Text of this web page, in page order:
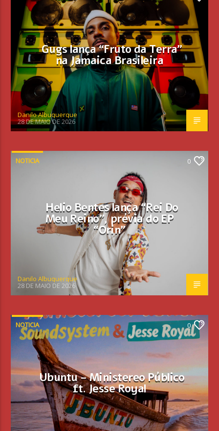
Gugs lança “Fruto da Terra”
na Jamaica Brasileira
Danilo Albuquerque
28 DE MAIO DE 2026
NOTICIA 0
Helio Bentes lança “Rei Do
Meu Reino”, prévia do EP
“Orin”
Danilo Albuquerque
28 DE MAIO DE 2026
NOTICIA 0
Ubuntu – Ministereo Público
ft. Jesse Royal